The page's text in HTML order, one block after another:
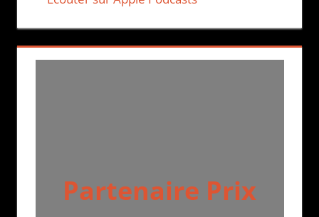
Partenaire Prix